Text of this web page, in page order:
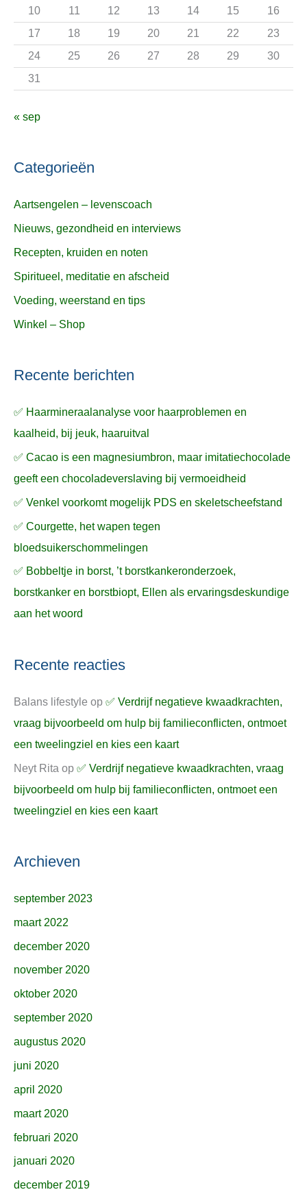
:
10 11 12 13 14 15
16
17
18 19 20 21 22
23
24
25 26 27 28 29
30
31
« sep
Categorieën
Aartsengelen – levenscoach
Nieuws, gezondheid en interviews
Recepten, kruiden en noten
Spiritueel, meditatie en afscheid
Voeding, weerstand en tips
Winkel – Shop
Recente berichten
✅ Haarmineraalanalyse voor haarproblemen en
kaalheid, bij jeuk, haaruitval
✅ Cacao is een magnesiumbron, maar imitatiechocolade
geeft een chocoladeverslaving bij vermoeidheid
✅ Venkel voorkomt mogelijk PDS en skeletscheefstand
✅ Courgette, het wapen tegen
bloedsuikerschommelingen
✅ Bobbeltje in borst, ’t borstkankeronderzoek,
borstkanker en borstbiopt, Ellen als ervaringsdeskundige
aan het woord
Recente reacties
Balans lifestyle op ✅ Verdrijf negatieve kwaadkrachten,
vraag bijvoorbeeld om hulp bij familieconflicten, ontmoet
een tweelingziel en kies een kaart
Neyt Rita op ✅ Verdrijf negatieve kwaadkrachten, vraag
bijvoorbeeld om hulp bij familieconflicten, ontmoet een
tweelingziel en kies een kaart
Archieven
september 2023
maart 2022
december 2020
november 2020
oktober 2020
september 2020
augustus 2020
juni 2020
april 2020
maart 2020
februari 2020
januari 2020
december 2019